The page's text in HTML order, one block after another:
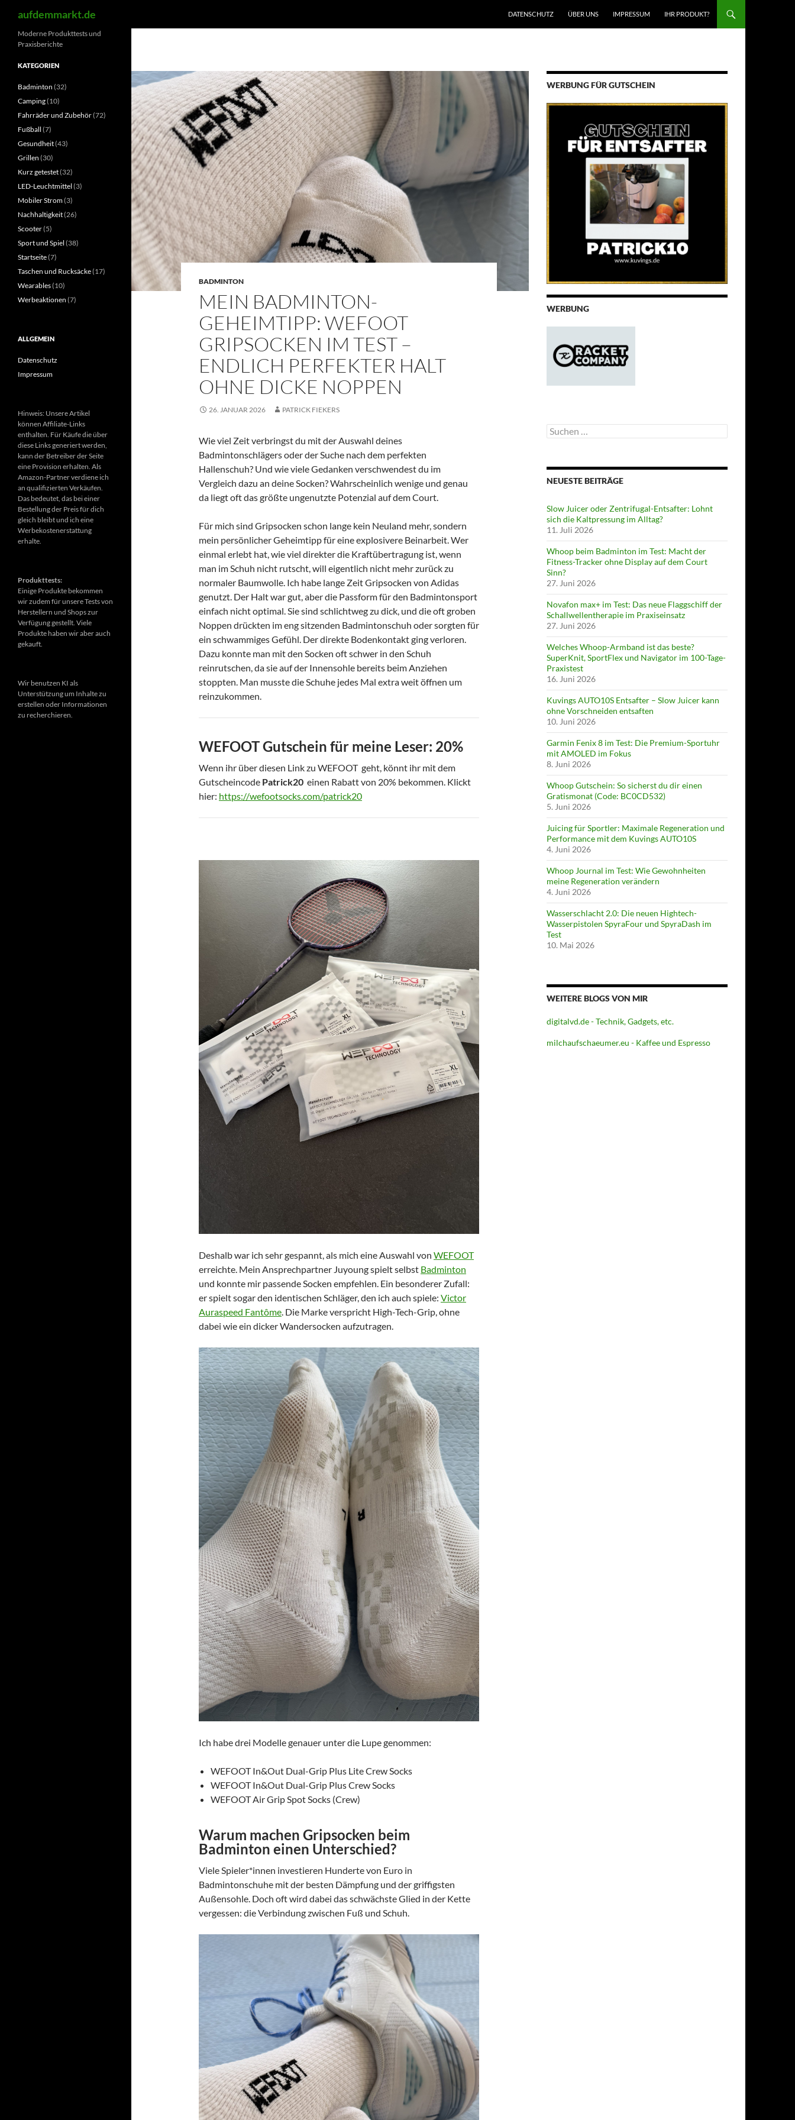
Inhalt
springen
aufdemmarkt.de DATENSCHUTZ ÜBER UNS IMPRESSUM IHR PRODUKT?
BADMINTON
MEIN BADMINTON-
GEHEIMTIPP: WEFOOT
GRIPSOCKEN IM TEST –
ENDLICH PERFEKTER HALT
OHNE DICKE NOPPEN
26. JANUAR 2026 PATRICK FIEKERS
Wie viel Zeit verbringst du mit der Auswahl deines
Badmintonschlägers oder der Suche nach dem perfekten
Hallenschuh? Und wie viele Gedanken verschwendest du im
Vergleich dazu an deine Socken? Wahrscheinlich wenige und genau
da liegt oft das größte ungenutzte Potenzial auf dem Court.
Für mich sind Gripsocken schon lange kein Neuland mehr, sondern
mein persönlicher Geheimtipp für eine explosivere Beinarbeit. Wer
einmal erlebt hat, wie viel direkter die Kraftübertragung ist, wenn
man im Schuh nicht rutscht, will eigentlich nicht mehr zurück zu
normaler Baumwolle. Ich habe lange Zeit Gripsocken von Adidas
genutzt. Der Halt war gut, aber die Passform für den Badmintonsport
einfach nicht optimal. Sie sind schlichtweg zu dick, und die oft groben
Noppen drückten im eng sitzenden Badmintonschuh oder sorgten für
ein schwammiges Gefühl. Der direkte Bodenkontakt ging verloren.
Dazu konnte man mit den Socken oft schwer in den Schuh
reinrutschen, da sie auf der Innensohle bereits beim Anziehen
stoppten. Man musste die Schuhe jedes Mal extra weit öffnen um
reinzukommen.
WEFOOT Gutschein für meine Leser: 20%
Wenn ihr über diesen Link zu WEFOOT geht, könnt ihr mit dem
Gutscheincode Patrick20 einen Rabatt von 20% bekommen. Klickt
hier: https://wefootsocks.com/patrick20
Deshalb war ich sehr gespannt, als mich eine Auswahl von WEFOOT
erreichte. Mein Ansprechpartner Juyoung spielt selbst Badminton
und konnte mir passende Socken empfehlen. Ein besonderer Zufall:
er spielt sogar den identischen Schläger, den ich auch spiele: Victor
Auraspeed Fantôme. Die Marke verspricht High-Tech-Grip, ohne
dabei wie ein dicker Wandersocken aufzutragen.
Ich habe drei Modelle genauer unter die Lupe genommen:
WEFOOT In&Out Dual-Grip Plus Lite Crew Socks
WEFOOT In&Out Dual-Grip Plus Crew Socks
WEFOOT Air Grip Spot Socks (Crew)
Warum machen Gripsocken beim
Badminton einen Unterschied?
Viele Spieler*innen investieren Hunderte von Euro in
Badmintonschuhe mit der besten Dämpfung und der griffigsten
Außensohle. Doch oft wird dabei das schwächste Glied in der Kette
vergessen: die Verbindung zwischen Fuß und Schuh.
WERBUNG FÜR GUTSCHEIN
WERBUNG
Suchen
nach:
NEUESTE BEITRÄGE
Slow Juicer oder Zentrifugal-Entsafter: Lohnt
sich die Kaltpressung im Alltag?
11. Juli 2026
Whoop beim Badminton im Test: Macht der
Fitness-Tracker ohne Display auf dem Court
Sinn?
27. Juni 2026
Novafon max+ im Test: Das neue Flaggschiff der
Schallwellentherapie im Praxiseinsatz
27. Juni 2026
Welches Whoop-Armband ist das beste?
SuperKnit, SportFlex und Navigator im 100-Tage-
Praxistest
16. Juni 2026
Kuvings AUTO10S Entsafter – Slow Juicer kann
ohne Vorschneiden entsaften
10. Juni 2026
Garmin Fenix 8 im Test: Die Premium-Sportuhr
mit AMOLED im Fokus
8. Juni 2026
Whoop Gutschein: So sicherst du dir einen
Gratismonat (Code: BC0CD532)
5. Juni 2026
Juicing für Sportler: Maximale Regeneration und
Performance mit dem Kuvings AUTO10S
4. Juni 2026
Whoop Journal im Test: Wie Gewohnheiten
meine Regeneration verändern
4. Juni 2026
Wasserschlacht 2.0: Die neuen Hightech-
Wasserpistolen SpyraFour und SpyraDash im
Test
10. Mai 2026
WEITERE BLOGS VON MIR
digitalvd.de - Technik, Gadgets, etc.
milchaufschaeumer.eu - Kaffee und Espresso
Moderne Produkttests und
Praxisberichte
KATEGORIEN
Badminton (32)
Camping(10)
Fahrräder und Zubehör(72)
Fußball (7)
Gesundheit(43)
Grillen (30)
Kurz getestet(32)
LED-Leuchtmittel (3)
Mobiler Strom(3)
Nachhaltigkeit(26)
Scooter(5)
Sport und Spiel (38)
Startseite(7)
Taschen und Rucksäcke(17)
Wearables(10)
Werbeaktionen (7)
ALLGEMEIN
Datenschutz
Impressum
Hinweis: Unsere Artikel
können Affiliate-Links
enthalten. Für Käufe die über
diese Links generiert werden,
kann der Betreiber der Seite
eine Provision erhalten. Als
Amazon-Partner verdiene ich
an qualifizierten Verkäufen.
Das bedeutet, das bei einer
Bestellung der Preis für dich
gleich bleibt und ich eine
Werbekostenerstattung
erhalte.
Produkttests:
Einige Produkte bekommen
wir zudem für unsere Tests von
Herstellern und Shops zur
Verfügung gestellt. Viele
Produkte haben wir aber auch
gekauft.
Wir benutzen KI als
Unterstützung um Inhalte zu
erstellen oder Informationen
zu recherchieren.